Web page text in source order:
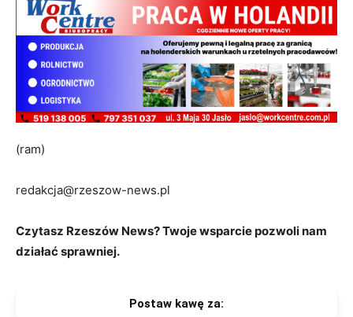
(ram)
redakcja@rzeszow-news.pl
Czytasz Rzeszów News? Twoje wsparcie pozwoli nam
działać sprawniej.
Postaw kawę za: